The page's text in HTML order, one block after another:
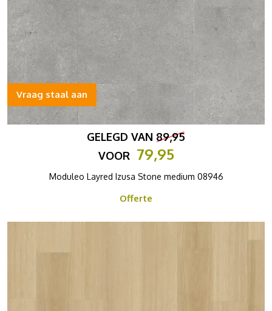
GELEGD VAN 89,95
VOOR 79,95
Moduleo Layred Izusa Stone medium 08946
Offerte
Vraag staal aan